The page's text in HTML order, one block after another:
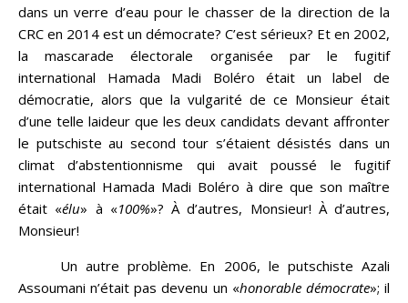
dans un verre d’eau pour le chasser de la direction de la
CRC en 2014 est un démocrate? C’est sérieux? Et en 2002,
la mascarade électorale organisée par le fugitif
international Hamada Madi Boléro était un label de
démocratie, alors que la vulgarité de ce Monsieur était
d’une telle laideur que les deux candidats devant affronter
le putschiste au second tour s’étaient désistés dans un
climat d’abstentionnisme qui avait poussé le fugitif
international Hamada Madi Boléro à dire que son maître
était «élu» à «100%»? À d’autres, Monsieur! À d’autres,
Monsieur!
Un autre problème. En 2006, le putschiste Azali
Assoumani n’était pas devenu un «honorable démocrate»; il